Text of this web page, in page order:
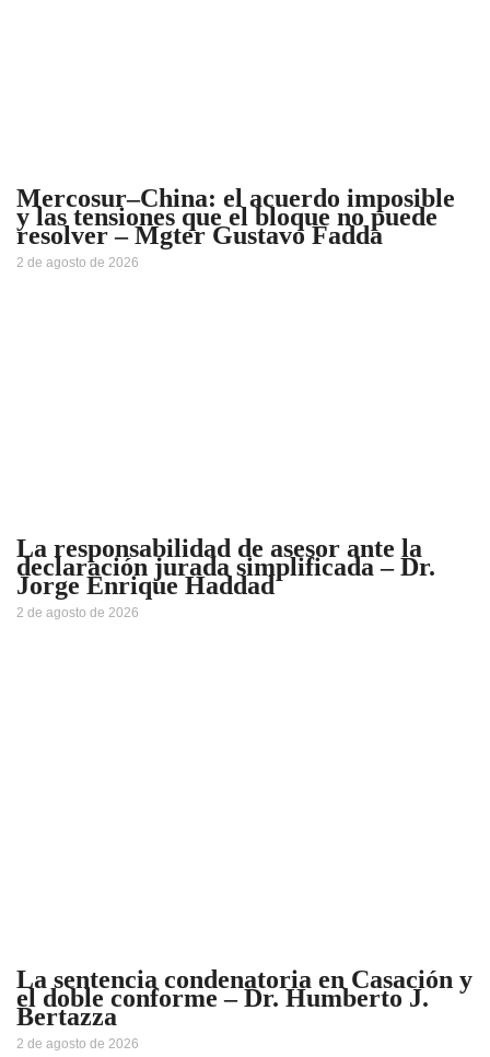
Mercosur–China: el acuerdo imposible
y las tensiones que el bloque no puede
resolver – Mgter Gustavo Fadda
2 de agosto de 2026
La responsabilidad de asesor ante la
declaración jurada simplificada – Dr.
Jorge Enrique Haddad
2 de agosto de 2026
La sentencia condenatoria en Casación y
el doble conforme – Dr. Humberto J.
Bertazza
2 de agosto de 2026